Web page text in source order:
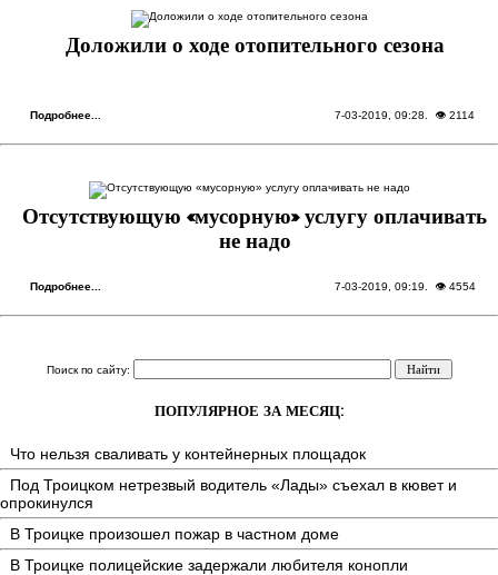
Доложили о ходе отопительного сезона
Подробнее... 7-03-2019, 09:28 . 👁 2114
Отсутствующую «мусорную» услугу оплачивать
не надо
Подробнее... 7-03-2019, 09:19 . 👁 4554
Поиск по сайту:
ПОПУЛЯРНОЕ ЗА МЕСЯЦ:
Что нельзя сваливать у контейнерных площадок
Под Троицком нетрезвый водитель «Лады» съехал в кювет и
опрокинулся
В Троицке произошел пожар в частном доме
В Троицке полицейские задержали любителя конопли